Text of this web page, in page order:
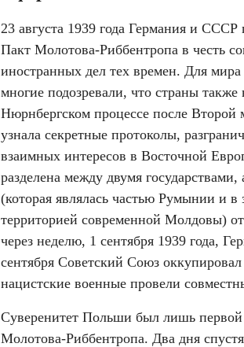
23 августа 1939 года Германия и
Пакт Молотова-Риббентропа в честь
иностранных дел тех времен. Для
многие подозревали, что страны
Нюрнбергском процессе после
узнала секретные протоколы,
взаимных интересов в Восточной
разделена между двумя
(которая являлась частью Румынии и в
территорией современной Молдовы)
через неделю, 1 сентября 1939 года,
сентября Советский Союз
нацистские военные провели
Суверенитет Польши был лишь
Молотова-Риббентропа. Два дня